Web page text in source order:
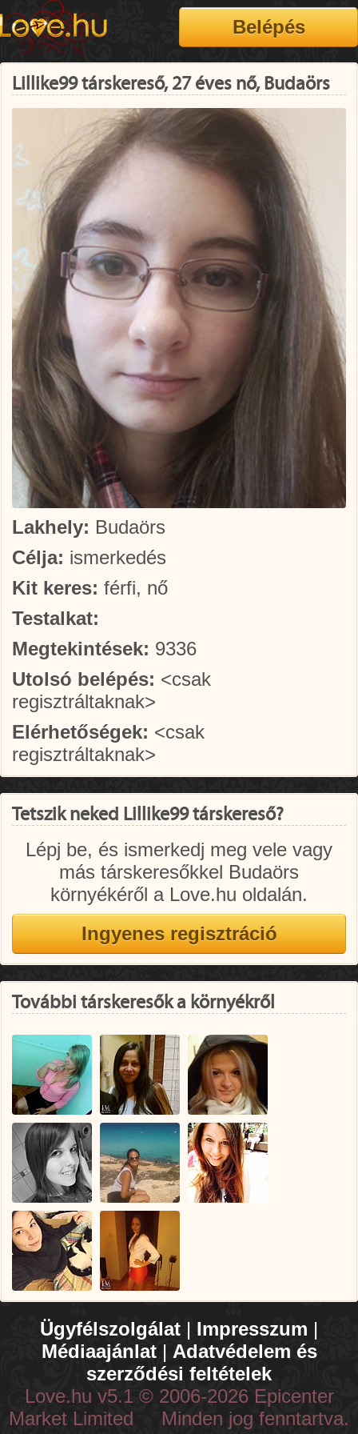
Lillike99 társkereső, 27 éves nő, Budaörs
Lakhely: Budaörs
Célja: ismerkedés
Kit keres: férfi, nő
Testalkat:
Megtekintések: 9336
Utolsó belépés: <csak
regisztráltaknak>
Elérhetőségek: <csak
regisztráltaknak>
Tetszik neked Lillike99 társkereső?
Lépj be, és ismerkedj meg vele vagy
más társkeresőkkel Budaörs
környékéről a Love.hu oldalán.
További társkeresők a környékről
Ügyfélszolgálat | Impresszum |
Médiaajánlat| Adatvédelem és
szerződési feltételek
Love.hu v5.1 © 2006-2026 Epicenter
Market Limited Minden jog fenntartva.